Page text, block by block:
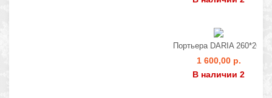
Портьера DARIA 260*260
1 600,00 р.
В наличии 2